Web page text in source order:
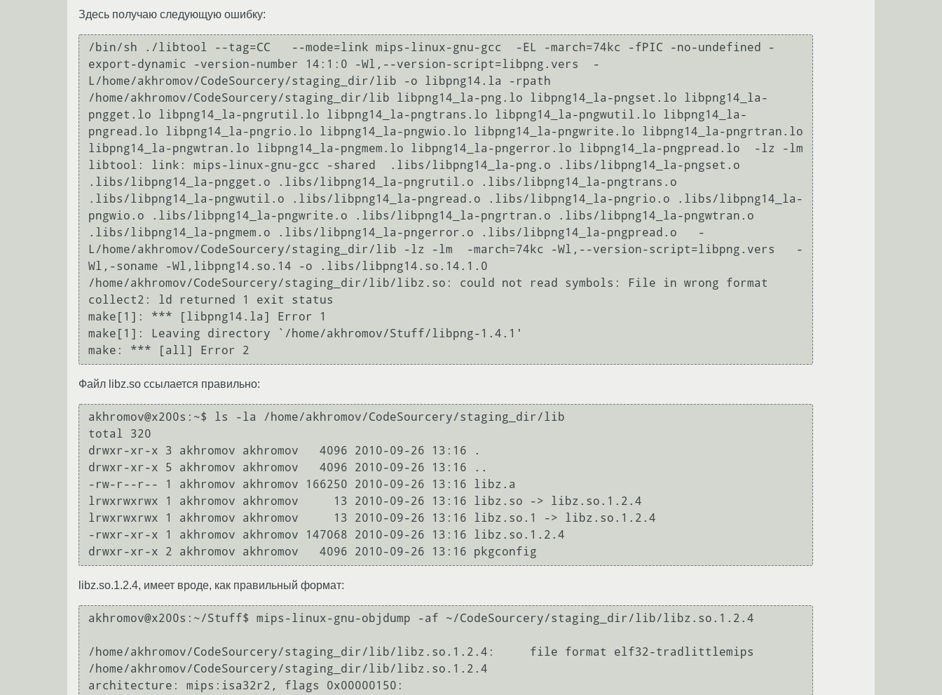
Здесь получаю следующую ошибку:
/bin/sh ./libtool --tag=CC   --mode=link mips-linux-gnu-gcc  -EL -march=74kc -fPIC -no-undefined -
export-dynamic -version-number 14:1:0 -Wl,--version-script=libpng.vers  -
L/home/akhromov/CodeSourcery/staging_dir/lib -o libpng14.la -rpath
/home/akhromov/CodeSourcery/staging_dir/lib libpng14_la-png.lo libpng14_la-pngset.lo libpng14_la-
pngget.lo libpng14_la-pngrutil.lo libpng14_la-pngtrans.lo libpng14_la-pngwutil.lo libpng14_la-
pngread.lo libpng14_la-pngrio.lo libpng14_la-pngwio.lo libpng14_la-pngwrite.lo libpng14_la-pngrtran.lo
libpng14_la-pngwtran.lo libpng14_la-pngmem.lo libpng14_la-pngerror.lo libpng14_la-pngpread.lo  -lz -lm
libtool: link: mips-linux-gnu-gcc -shared  .libs/libpng14_la-png.o .libs/libpng14_la-pngset.o
.libs/libpng14_la-pngget.o .libs/libpng14_la-pngrutil.o .libs/libpng14_la-pngtrans.o
.libs/libpng14_la-pngwutil.o .libs/libpng14_la-pngread.o .libs/libpng14_la-pngrio.o .libs/libpng14_la-
pngwio.o .libs/libpng14_la-pngwrite.o .libs/libpng14_la-pngrtran.o .libs/libpng14_la-pngwtran.o
.libs/libpng14_la-pngmem.o .libs/libpng14_la-pngerror.o .libs/libpng14_la-pngpread.o   -
L/home/akhromov/CodeSourcery/staging_dir/lib -lz -lm  -march=74kc -Wl,--version-script=libpng.vers   -
Wl,-soname -Wl,libpng14.so.14 -o .libs/libpng14.so.14.1.0
/home/akhromov/CodeSourcery/staging_dir/lib/libz.so: could not read symbols: File in wrong format
collect2: ld returned 1 exit status
make[1]: *** [libpng14.la] Error 1
make[1]: Leaving directory `/home/akhromov/Stuff/libpng-1.4.1'
make: *** [all] Error 2
Файл libz.so ссылается правильно:
akhromov@x200s:~$ ls -la /home/akhromov/CodeSourcery/staging_dir/lib
total 320
drwxr-xr-x 3 akhromov akhromov   4096 2010-09-26 13:16 .
drwxr-xr-x 5 akhromov akhromov   4096 2010-09-26 13:16 ..
-rw-r--r-- 1 akhromov akhromov 166250 2010-09-26 13:16 libz.a
lrwxrwxrwx 1 akhromov akhromov     13 2010-09-26 13:16 libz.so -> libz.so.1.2.4
lrwxrwxrwx 1 akhromov akhromov     13 2010-09-26 13:16 libz.so.1 -> libz.so.1.2.4
-rwxr-xr-x 1 akhromov akhromov 147068 2010-09-26 13:16 libz.so.1.2.4
drwxr-xr-x 2 akhromov akhromov   4096 2010-09-26 13:16 pkgconfig
libz.so.1.2.4, имеет вроде, как правильный формат:
akhromov@x200s:~/Stuff$ mips-linux-gnu-objdump -af ~/CodeSourcery/staging_dir/lib/libz.so.1.2.4
/home/akhromov/CodeSourcery/staging_dir/lib/libz.so.1.2.4:     file format elf32-tradlittlemips
/home/akhromov/CodeSourcery/staging_dir/lib/libz.so.1.2.4
architecture: mips:isa32r2, flags 0x00000150: